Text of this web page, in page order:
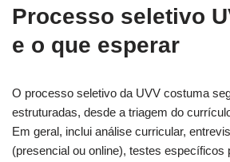
Processo seletivo
e o que esperar
O processo seletivo da UVV costuma
estruturadas, desde a triagem do
Em geral, inclui análise curricular,
(presencial ou online), testes específicos